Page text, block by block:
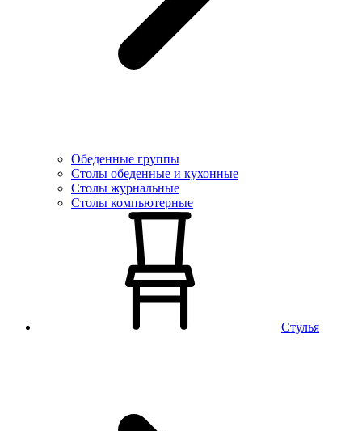
Обеденные группы
Столы обеденные и кухонные
Столы журнальные
Столы компьютерные
Стулья